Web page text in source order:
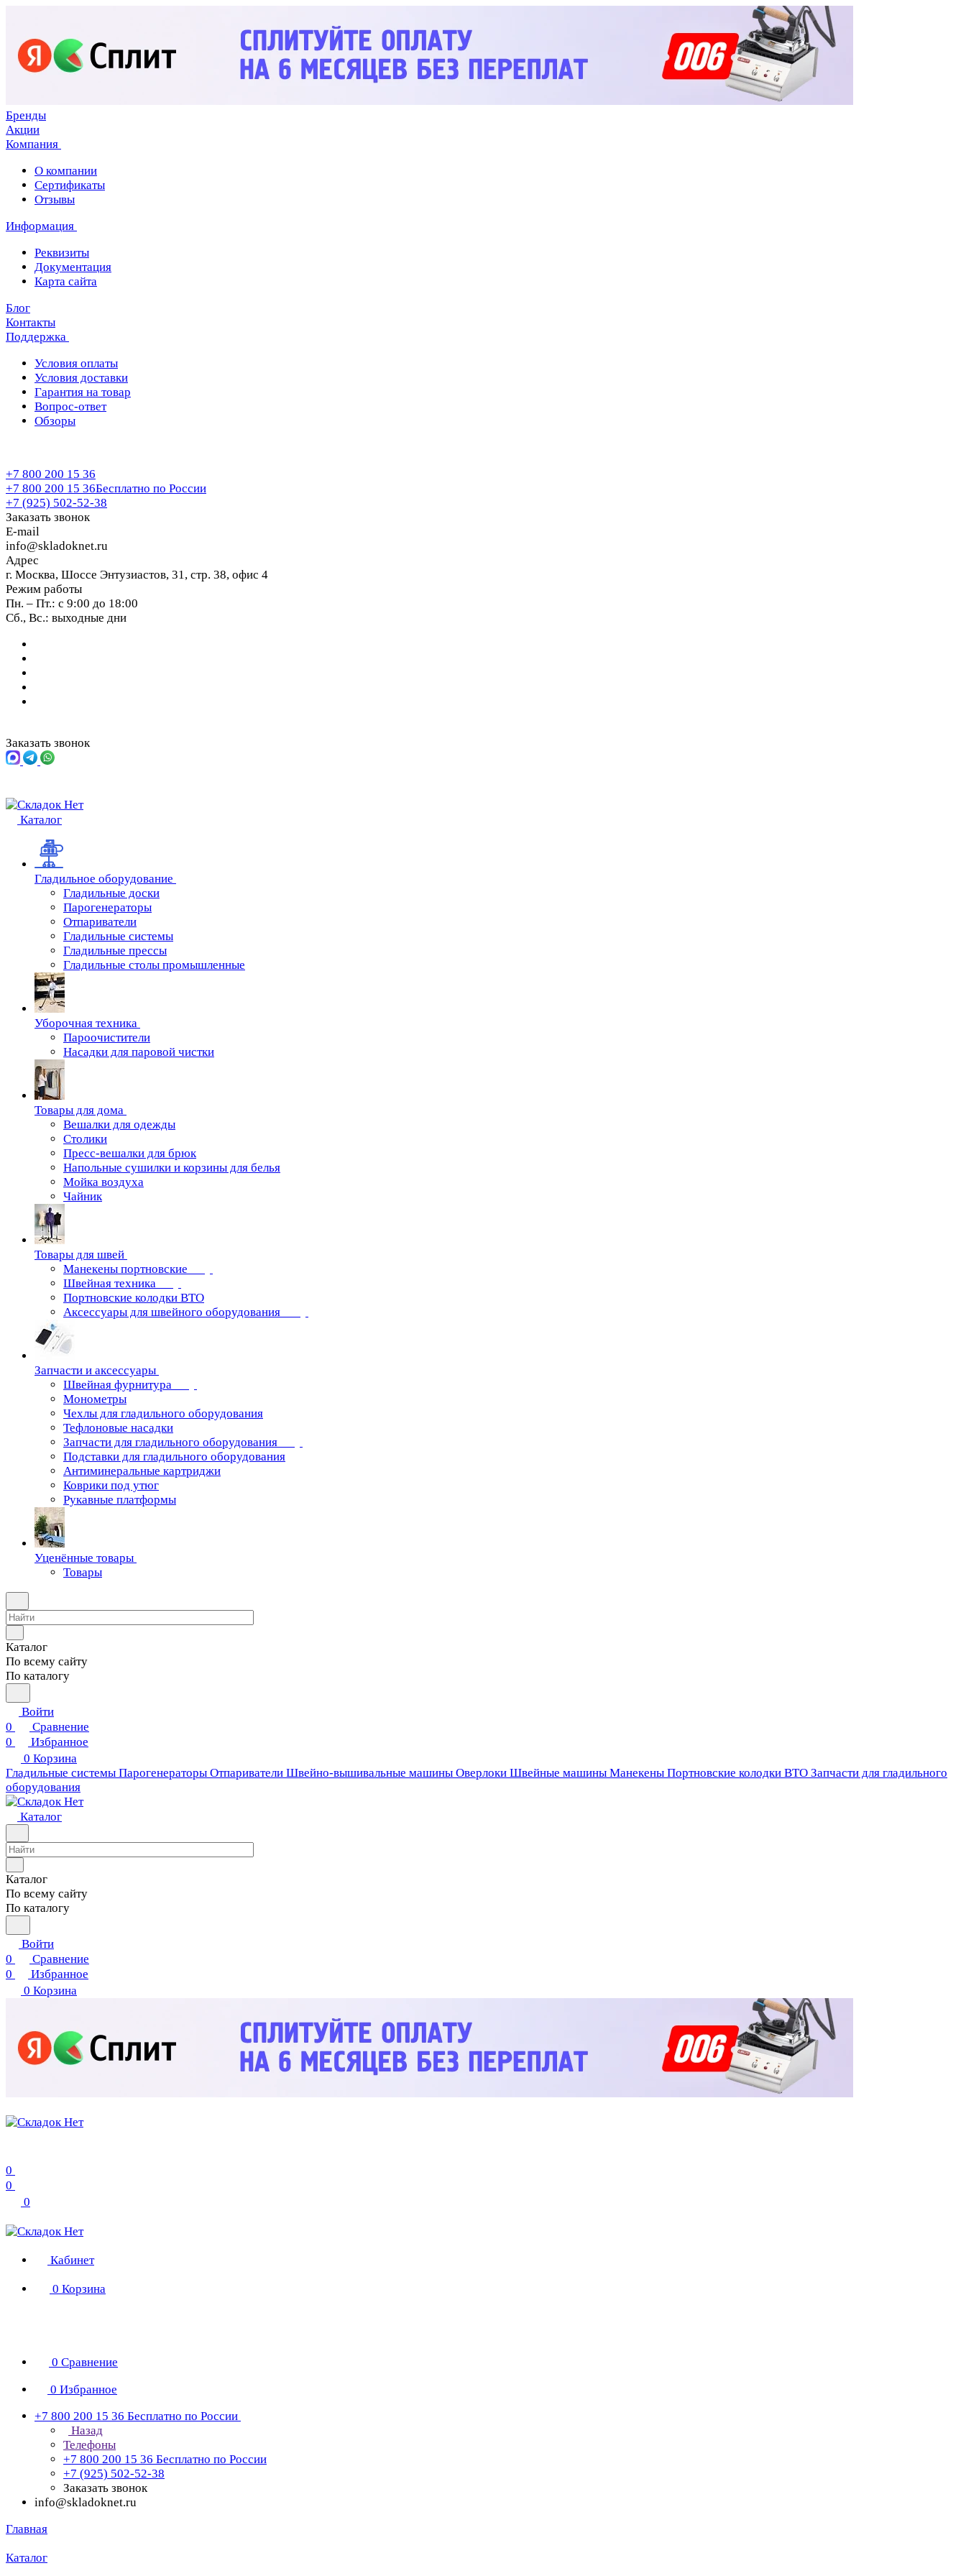
Бренды
Акции
Компания
О компании
Сертификаты
Отзывы
Информация
Реквизиты
Документация
Карта сайта
Блог
Контакты
Поддержка
Условия оплаты
Условия доставки
Гарантия на товар
Вопрос-ответ
Обзоры
+7 800 200 15 36
+7 800 200 15 36Бесплатно по России
+7 (925) 502-52-38
Заказать звонок
E-mail
info@skladoknet.ru
Адрес
г. Москва, Шоссе Энтузиастов, 31, стр. 38, офис 4
Режим работы
Пн. – Пт.: с 9:00 до 18:00
Сб., Вс.: выходные дни
Заказать звонок
Каталог
Гладильное оборудование
Гладильные доски
Парогенераторы
Отпариватели
Гладильные системы
Гладильные прессы
Гладильные столы промышленные
Уборочная техника
Пароочистители
Насадки для паровой чистки
Товары для дома
Вешалки для одежды
Столики
Пресс-вешалки для брюк
Напольные сушилки и корзины для белья
Мойка воздуха
Чайник
Товары для швей
Манекены портновские
Швейная техника
Портновские колодки ВТО
Аксессуары для швейного оборудования
Запчасти и аксессуары
Швейная фурнитура
Монометры
Чехлы для гладильного оборудования
Тефлоновые насадки
Запчасти для гладильного оборудования
Подставки для гладильного оборудования
Антиминеральные картриджи
Коврики под утюг
Рукавные платформы
Уценённые товары
Товары
Каталог
По всему сайту
По каталогу
Войти
0
Сравнение
0
Избранное
0 Корзина
Гладильные системы Парогенераторы Отпариватели Швейно-вышивальные машины Оверлоки Швейные машины Манекены Портновские колодки ВТО Запчасти для гладильного
оборудования
Каталог
Каталог
По всему сайту
По каталогу
Войти
0
Сравнение
0
Избранное
0 Корзина
0
0
0
Кабинет
0 Корзина
0 Сравнение
0 Избранное
+7 800 200 15 36 Бесплатно по России
Назад
Телефоны
+7 800 200 15 36 Бесплатно по России
+7 (925) 502-52-38
Заказать звонок
info@skladoknet.ru
Главная
Каталог